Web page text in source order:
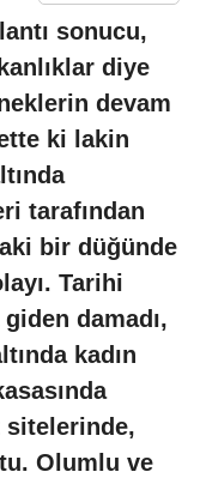
sonucu,
diye
devam
ki lakin
tarafından
bir düğünde
Tarihi
damadı,
kadın
sitelerinde,
Olumlu ve